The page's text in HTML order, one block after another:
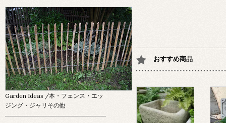
おすすめ商品
Garden Ideas /本・フェンス・エッ
ジング・ジャリその他